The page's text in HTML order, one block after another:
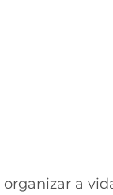
organizar a